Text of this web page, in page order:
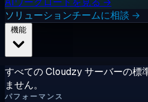
ソリューションチームに相談 →
すべての Cloudzy サーバーの標
ません。
パフォーマンス